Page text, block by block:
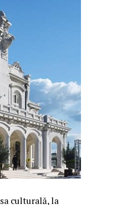
culturală, la